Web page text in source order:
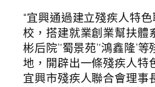
“宜興通過建立殘疾人特
校，搭建就業創業幫扶體
彬后院’‘蜀景苑’‘鴻鑫隆’
地，開辟出一條殘疾人特
宜興市殘疾人聯合會理事